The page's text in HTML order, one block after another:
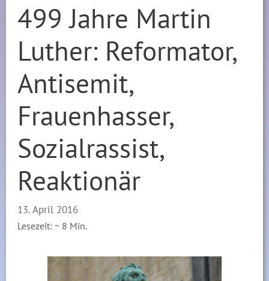
499 Jahre Martin
Luther: Reformator,
Antisemit,
Frauenhasser,
Sozialrassist,
Reaktionär
13. April 2016
Lesezeit: ~ 8 Min.